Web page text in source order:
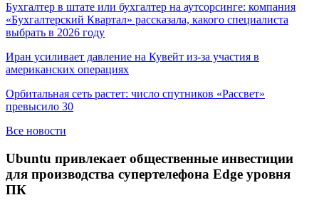
Бухгалтер в штате или бухгалтер на аутсорсинге: компания
«Бухгалтерский Квартал» рассказала, какого специалиста
выбрать в 2026 году
Иран усиливает давление на Кувейт из-за участия в
американских операциях
Орбитальная сеть растет: число спутников «Рассвет»
превысило 30
Все новости
Ubuntu привлекает общественные инвестиции
для производства супертелефона Edge уровня
ПК